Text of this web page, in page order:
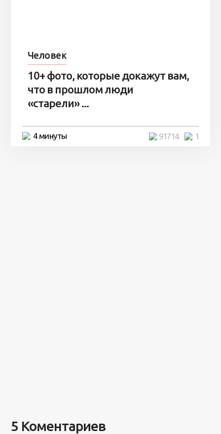
Человек
10+ фото, которые докажут вам,
что в прошлом люди
«старели» ...
4 минуты 1
91714
5 Коментариев